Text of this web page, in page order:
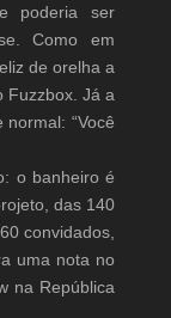
poderia ser
Como em
de orelha a
Fuzzbox. Já a
“Você
o banheiro é
das 140
convidados,
uma nota no
na República